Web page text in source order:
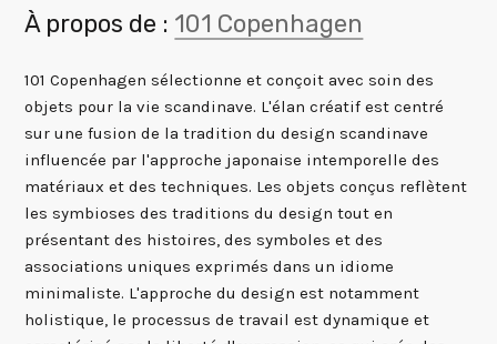
À propos de : 101 Copenhagen
101 Copenhagen sélectionne et conçoit avec soin des
objets pour la vie scandinave. L'élan créatif est centré
sur une fusion de la tradition du design scandinave
influencée par l'approche japonaise intemporelle des
matériaux et des techniques. Les objets conçus reflètent
les symbioses des traditions du design tout en
présentant des histoires, des symboles et des
associations uniques exprimés dans un idiome
minimaliste. L'approche du design est notamment
holistique, le processus de travail est dynamique et